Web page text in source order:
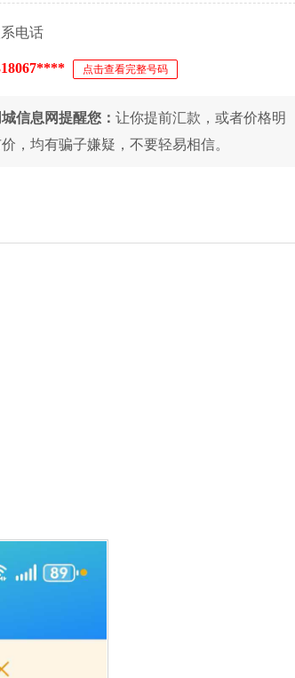
电话
点击查看完整号码
信息网提醒您： 让你提前汇款，或者价格明
，均有骗子嫌疑，不要轻易相信。